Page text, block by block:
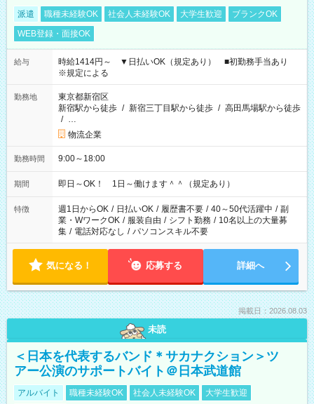
派遣 職種未経験OK 社会人未経験OK 大学生歓迎
ブランクOK
WEB登録・面接OK
給与
時給1414円～ ▼日払いOK（規定あり） ■初勤務手当あり
※規定による
勤務地
東京都新宿区
新宿駅から徒歩 / 新宿三丁目駅から徒歩 / 高田馬場駅から徒歩
/ …
物流企業
勤務時間 9:00～18:00
期間 即日～OK！ 1日～働けます＾＾（規定あり）
特徴 週1日からOK / 日払いOK / 履歴書不要 / 40～50代活躍中 / 副
業・WワークOK / 服装自由 / シフト勤務 / 10名以上の大量募
集 / 電話対応なし / パソコンスキル不要
気になる！ 応募する 詳細へ
掲載日：2026.08.03
未読
＜日本を代表するバンド＊サカナクション＞ツ
アー公演のサポートバイト＠日本武道館
アルバイト 職種未経験OK 社会人未経験OK
大学生歓迎